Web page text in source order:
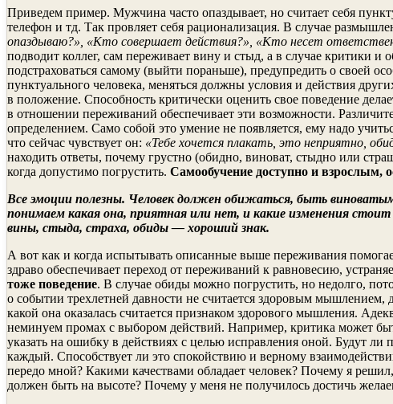
Приведем пример. Мужчина часто опаздывает, но считает себя
телефон и тд. Так провляет себя рационализация. В случае
опаздываю?», «Кто совершает действия?», «Кто несет
подводит коллег, сам переживает вину и стыд, а в случае критики
подстраховаться самому (выйти пораньше), предупредить о своей
пунктуального человека, меняться должны условия и действия
в положение. Способность критически оценить свое поведение
в отношении переживаний обеспечивает эти возможности.
определением. Само собой это умение не появляется, ему надо
что сейчас чувствует он: «Тебе хочется плакать, это неприятно,
находить ответы, почему грустно (обидно, виноват, стыдно или
когда допустимо погрустить. Самообучение доступно и взрослым,
Все эмоции полезны. Человек должен обижаться, быть
понимаем какая она, приятная или нет, и какие изменения
вины, стыда, страха, обиды — хороший знак.
А вот как и когда испытывать описанные выше переживания
здраво обеспечивает переход от переживаний к равновесию,
тоже поведение. В случае обиды можно погрустить, но недолго,
о событии трехлетней давности не считается здоровым
какой она оказалась считается признаком здорового мышления.
неминуем промах с выбором действий. Например, критика может
указать на ошибку в действиях с целью исправления оной. Будут
каждый. Способствует ли это спокойствию и верному
передо мной? Какими качествами обладает человек? Почему я
должен быть на высоте? Почему у меня не получилось достичь